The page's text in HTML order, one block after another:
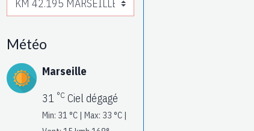
Météo
Marseille
31 °C Ciel dégagé
Min: 31 °C | Max: 33 °C |